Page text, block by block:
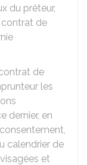
du prêteur,
contrat de
de
les
dernier, en
calendrier de
et